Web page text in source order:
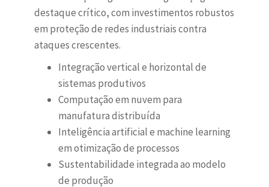
destaque crítico, com investimentos robustos
em proteção de redes industriais contra
ataques crescentes.
Integração vertical e horizontal de
sistemas produtivos
Computação em nuvem para
manufatura distribuída
Inteligência artificial e machine learning
em otimização de processos
Sustentabilidade integrada ao modelo
de produção